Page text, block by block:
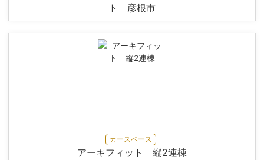
ト 彦根市
カースペース
アーキフィット 縦2連棟